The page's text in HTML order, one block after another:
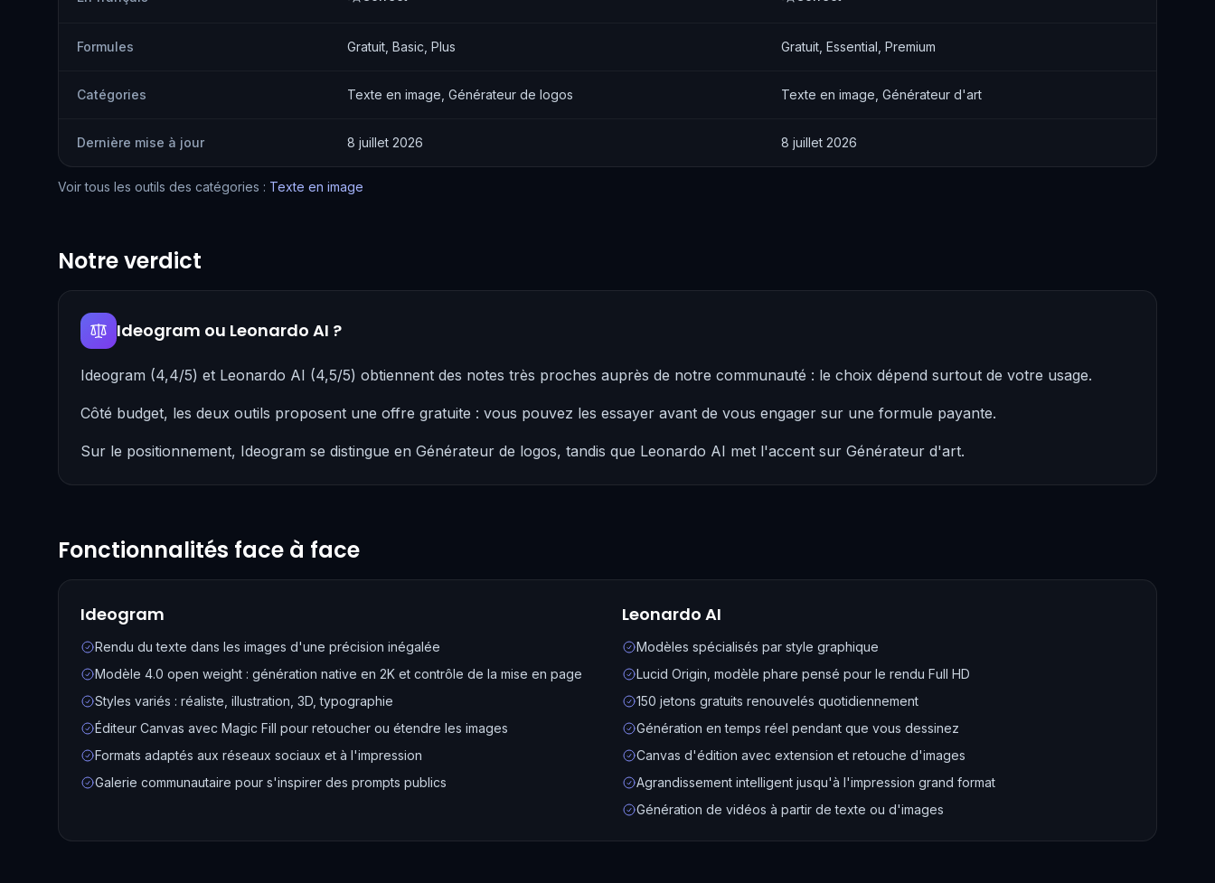
Formules Gratuit, Basic, Plus Gratuit, Essential, Premium
Catégories Texte en image, Générateur de logos Texte en image, Générateur d'art
Dernière mise à jour 8 juillet 2026 8 juillet 2026
Voir tous les outils des catégories : Texte en image
Notre verdict
Ideogram ou Leonardo AI ?
Ideogram (4,4/5) et Leonardo AI (4,5/5) obtiennent des notes très proches auprès de notre communauté : le choix dépend surtout de votre usage.
Côté budget, les deux outils proposent une offre gratuite : vous pouvez les essayer avant de vous engager sur une formule payante.
Sur le positionnement, Ideogram se distingue en Générateur de logos, tandis que Leonardo AI met l'accent sur Générateur d'art.
Fonctionnalités face à face
Ideogram
Rendu du texte dans les images d'une précision inégalée
Modèle 4.0 open weight : génération native en 2K et contrôle de la mise en page
Styles variés : réaliste, illustration, 3D, typographie
Éditeur Canvas avec Magic Fill pour retoucher ou étendre les images
Formats adaptés aux réseaux sociaux et à l'impression
Galerie communautaire pour s'inspirer des prompts publics
Leonardo AI
Modèles spécialisés par style graphique
Lucid Origin, modèle phare pensé pour le rendu Full HD
150 jetons gratuits renouvelés quotidiennement
Génération en temps réel pendant que vous dessinez
Canvas d'édition avec extension et retouche d'images
Agrandissement intelligent jusqu'à l'impression grand format
Génération de vidéos à partir de texte ou d'images